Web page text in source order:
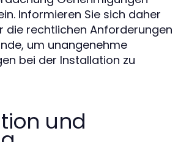
Informieren Sie sich daher
die rechtlichen Anforderungen
um unangenehme
bei der Installation zu
und